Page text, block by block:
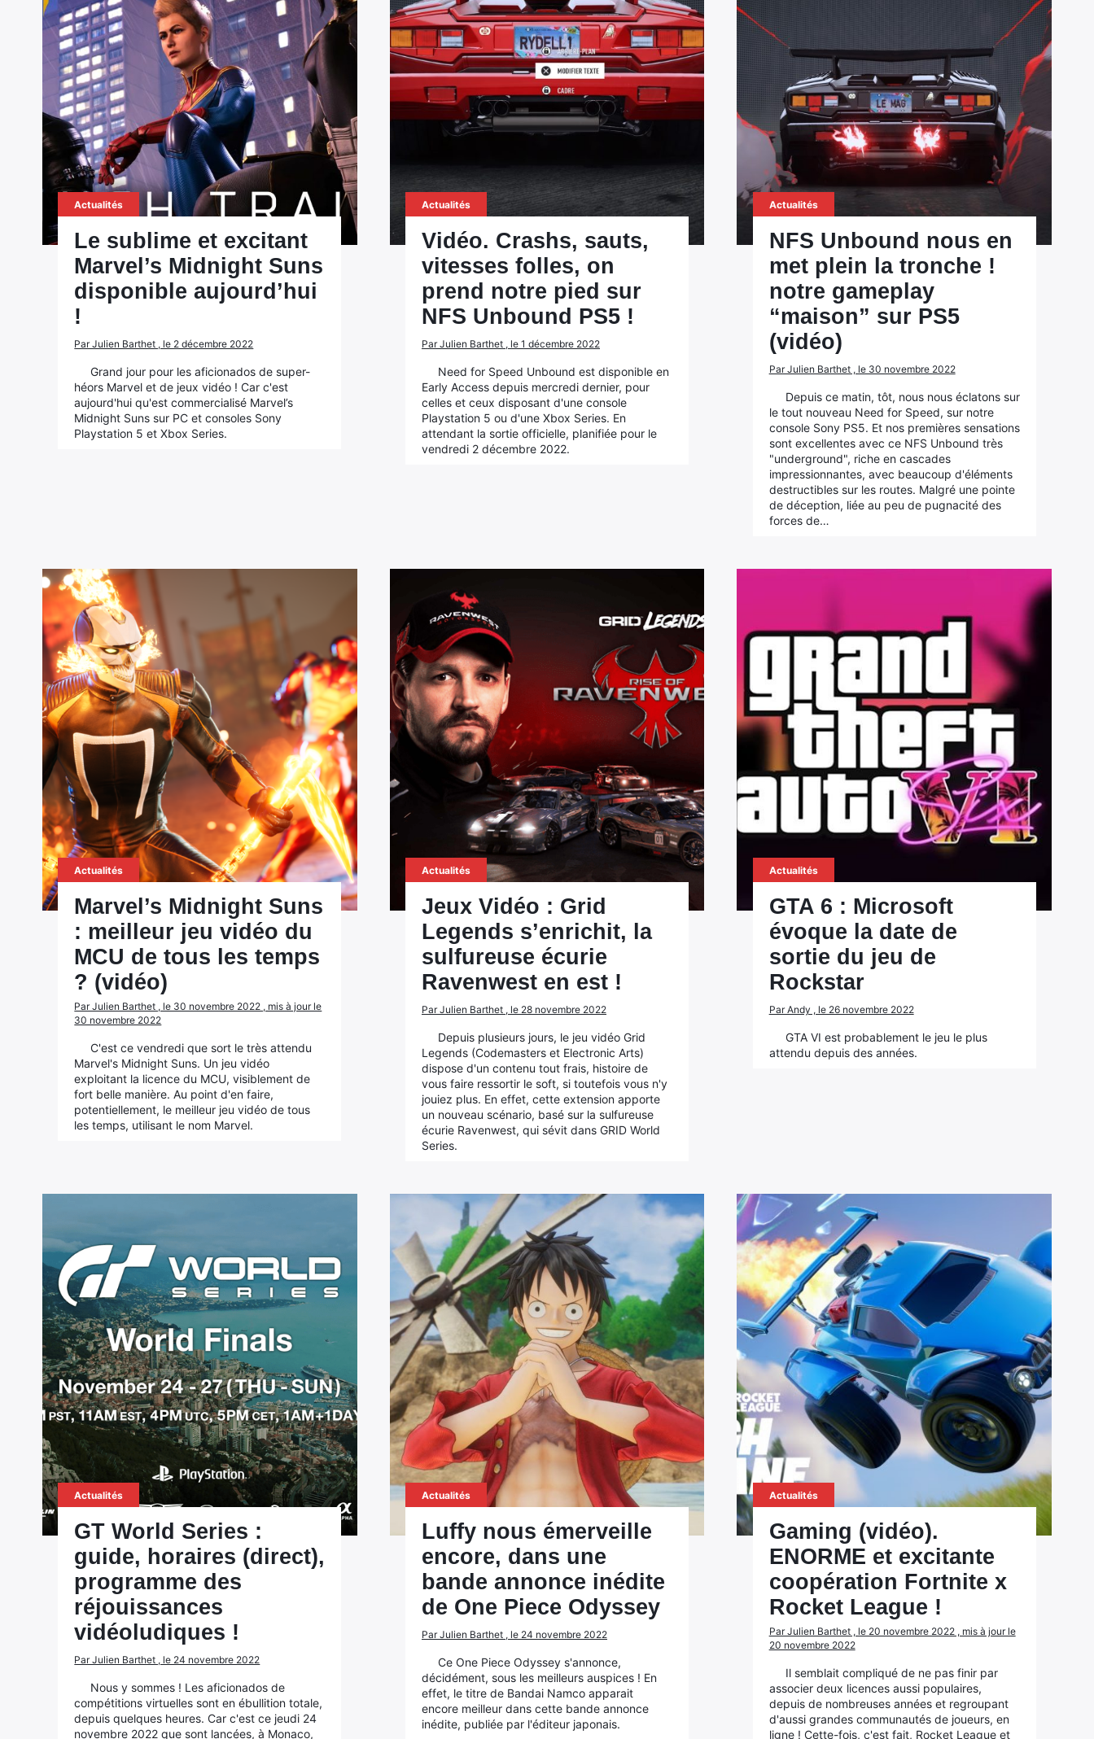
Actualités
Le sublime et excitant
Marvel’s Midnight Suns
disponible aujourd’hui
!
Par Julien Barthet , le 2 décembre 2022
Grand jour pour les aficionados de super-
héors Marvel et de jeux vidéo ! Car c'est
aujourd'hui qu'est commercialisé Marvel’s
Midnight Suns sur PC et consoles Sony
Playstation 5 et Xbox Series.
Actualités
Vidéo. Crashs, sauts,
vitesses folles, on
prend notre pied sur
NFS Unbound PS5 !
Par Julien Barthet , le 1 décembre 2022
Need for Speed Unbound est disponible en
Early Access depuis mercredi dernier, pour
celles et ceux disposant d'une console
Playstation 5 ou d'une Xbox Series. En
attendant la sortie officielle, planifiée pour le
vendredi 2 décembre 2022.
Actualités
NFS Unbound nous en
met plein la tronche !
notre gameplay
“maison” sur PS5
(vidéo)
Par Julien Barthet , le 30 novembre 2022
Depuis ce matin, tôt, nous nous éclatons sur
le tout nouveau Need for Speed, sur notre
console Sony PS5. Et nos premières sensations
sont excellentes avec ce NFS Unbound très
"underground", riche en cascades
impressionnantes, avec beaucoup d'éléments
destructibles sur les routes. Malgré une pointe
de déception, liée au peu de pugnacité des
forces de…
Actualités
Marvel’s Midnight Suns
: meilleur jeu vidéo du
MCU de tous les temps
? (vidéo)
Par Julien Barthet , le 30 novembre 2022 , mis à jour le
30 novembre 2022
C'est ce vendredi que sort le très attendu
Marvel's Midnight Suns. Un jeu vidéo
exploitant la licence du MCU, visiblement de
fort belle manière. Au point d'en faire,
potentiellement, le meilleur jeu vidéo de tous
les temps, utilisant le nom Marvel.
Actualités
Jeux Vidéo : Grid
Legends s’enrichit, la
sulfureuse écurie
Ravenwest en est !
Par Julien Barthet , le 28 novembre 2022
Depuis plusieurs jours, le jeu vidéo Grid
Legends (Codemasters et Electronic Arts)
dispose d'un contenu tout frais, histoire de
vous faire ressortir le soft, si toutefois vous n'y
jouiez plus. En effet, cette extension apporte
un nouveau scénario, basé sur la sulfureuse
écurie Ravenwest, qui sévit dans GRID World
Series.
Actualités
GTA 6 : Microsoft
évoque la date de
sortie du jeu de
Rockstar
Par Andy , le 26 novembre 2022
GTA VI est probablement le jeu le plus
attendu depuis des années.
Actualités
GT World Series :
guide, horaires (direct),
programme des
réjouissances
vidéoludiques !
Par Julien Barthet , le 24 novembre 2022
Nous y sommes ! Les aficionados de
compétitions virtuelles sont en ébullition totale,
depuis quelques heures. Car c'est ce jeudi 24
novembre 2022 que sont lancées, à Monaco,
Actualités
Luffy nous émerveille
encore, dans une
bande annonce inédite
de One Piece Odyssey
Par Julien Barthet , le 24 novembre 2022
Ce One Piece Odyssey s'annonce,
décidément, sous les meilleurs auspices ! En
effet, le titre de Bandai Namco apparait
encore meilleur dans cette bande annonce
inédite, publiée par l'éditeur japonais.
Actualités
Gaming (vidéo).
ENORME et excitante
coopération Fortnite x
Rocket League !
Par Julien Barthet , le 20 novembre 2022 , mis à jour le
20 novembre 2022
Il semblait compliqué de ne pas finir par
associer deux licences aussi populaires,
depuis de nombreuses années et regroupant
d'aussi grandes communautés de joueurs, en
ligne ! Cette-fois, c'est fait, Rocket League et